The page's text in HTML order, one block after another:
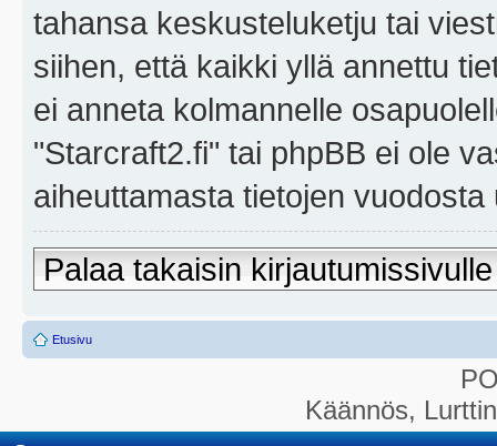
tahansa keskusteluketju tai
siihen, että kaikki yllä annettu
ei anneta kolmannelle
"Starcraft2.fi" tai phpBB ei ole
aiheuttamasta tietojen
Palaa takaisin kirjautumissivulle
Etusivu
Käännös,